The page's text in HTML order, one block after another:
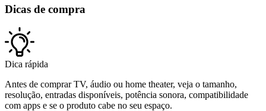
Dicas de compra
Dica rápida
Antes de comprar TV, áudio ou home theater, veja o tamanho,
resolução, entradas disponíveis, potência sonora, compatibilidade
com apps e se o produto cabe no seu espaço.